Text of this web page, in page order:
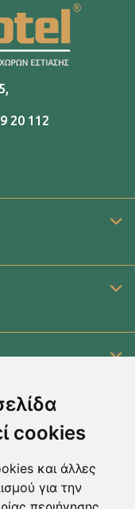
cookies
και άλλες
για την
20 112
αποστέλλονται